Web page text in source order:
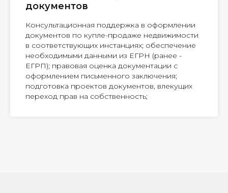
документов
Консультационная поддержка в оформлении
документов по купле-продаже недвижимости
в соответствующих инстанциях; обеспечение
необходимыми данными из ЕГРН (ранее -
ЕГРП); правовая оценка документации с
оформлением письменного заключения;
подготовка проектов документов, влекущих
переход прав на собственность;